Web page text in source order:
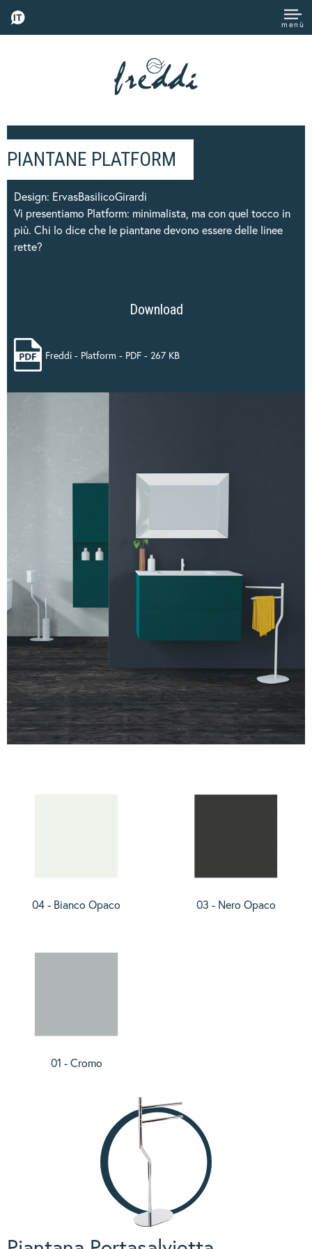
menù
IT
PIANTANE PLATFORM
Design: ErvasBasilicoGirardi
Vi presentiamo Platform: minimalista, ma con quel tocco in
più. Chi lo dice che le piantane devono essere delle linee
rette?
Download
Freddi - Platform - PDF - 267 KB
04 - Bianco Opaco 03 - Nero Opaco
01 - Cromo